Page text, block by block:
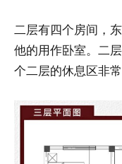
二层有四个房间，
他的用作卧室。二
个二层的休息区非常